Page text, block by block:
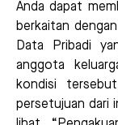
Anda dapat
berkaitan
Data Pribadi
anggota
kondisi
persetujuan dari